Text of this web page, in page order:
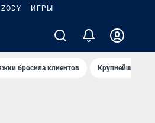
ZODY ИГРЫ
бросила клиентов Крупнейшие